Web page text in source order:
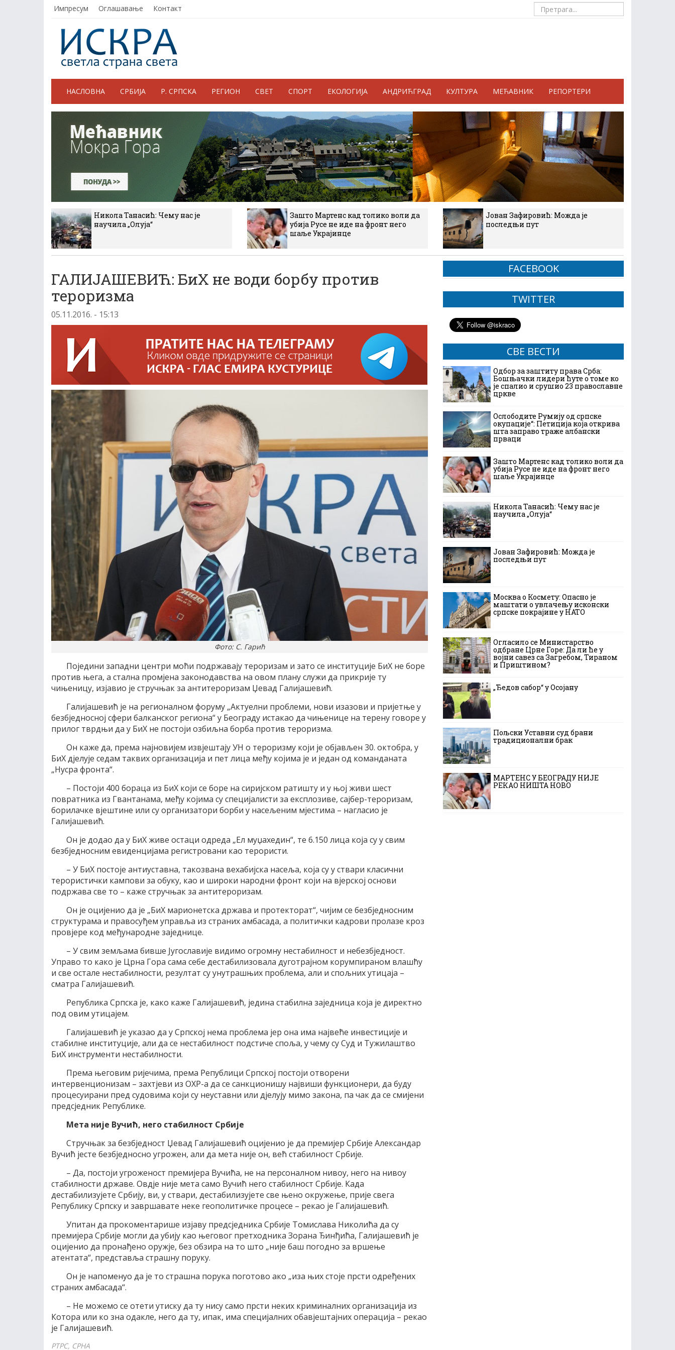
Импресум Оглашавање Контакт
НАСЛОВНА СРБИЈА Р. СРПСКА РЕГИОН СВЕТ СПОРТ ЕКОЛОГИЈА АНДРИЋГРАД КУЛТУРА МЕЋАВНИК РЕПОРТЕРИ
Никола Танасић: Чему нас је
научила „Олуја“
Зашто Мартенс кад толико воли да
убија Русе не иде на фронт него
шаље Украјинце
Јован Зафировић: Можда је
последњи пут
ГАЛИЈАШЕВИЋ: БиХ не води борбу против
тероризма
05.11.2016. - 15:13
Фото: С. Гарић
Поједини западни центри моћи подржавају тероризам и зато се институције БиХ не боре
против њега, а стална промјена законодавства на овом плану служи да прикрије ту
чињеницу, изјавио је стручњак за антитероризам Џевад Галијашевић.
Галијашевић је на регионалном форуму „Актуелни проблеми, нови изазови и пријетње у
безбједносној сфери балканског региона“ у Београду истакао да чињенице на терену говоре у
прилог тврдњи да у БиХ не постоји озбиљна борба против тероризма.
Он каже да, према најновијем извјештају УН о тероризму који је објављен 30. октобра, у
БиХ дјелује седам таквих организација и пет лица међу којима је и један од команданата
„Нусра фронта“.
– Постоји 400 бораца из БиХ који се боре на сиријском ратишту и у њој живи шест
повратника из Гвантанама, међу којима су специјалисти за експлозиве, сајбер-тероризам,
борилачке вјештине или су организатори борби у насељеним мјестима – нагласио је
Галијашевић.
Он је додао да у БиХ живе остаци одреда „Ел муџахедин“, те 6.150 лица која су у свим
безбједносним евиденцијама регистровани као терористи.
– У БиХ постоје антиуставна, такозвана вехабијска насеља, која су у ствари класични
терористички кампови за обуку, као и широки народни фронт који на вјерској основи
подржава све то – каже стручњак за антитероризам.
Он је оцијенио да је „БиХ марионетска држава и протекторат“, чијим се безбједносним
структурама и правосуђем управља из страних амбасада, а политички кадрови пролазе кроз
провјере код међународне заједнице.
– У свим земљама бивше Југославије видимо огромну нестабилност и небезбједност.
Управо то како је Црна Гора сама себе дестабилизовала дуготрајном корумпираном влашћу
и све остале нестабилности, резултат су унутрашњих проблема, али и спољних утицаја –
сматра Галијашевић.
Република Српска је, како каже Галијашевић, једина стабилна заједница која је директно
под овим утицајем.
Галијашевић је указао да у Српској нема проблема јер она има највеће инвестиције и
стабилне институције, али да се нестабилност подстиче споља, у чему су Суд и Тужилаштво
БиХ инструменти нестабилности.
Према његовим ријечима, према Републици Српској постоји отворени
интервенционизам – захтјеви из ОХР-а да се санкционишу највиши функционери, да буду
процесуирани пред судовима који су неуставни или дјелују мимо закона, па чак да се смијени
предсједник Републике.
Мета није Вучић, него стабилност Србије
Стручњак за безбједност Џевад Галијашевић оцијенио је да премијер Србије Александар
Вучић јесте безбједносно угрожен, али да мета није он, већ стабилност Србије.
– Да, постоји угроженост премијера Вучића, не на персоналном нивоу, него на нивоу
стабилности државе. Овдје није мета само Вучић него стабилност Србије. Када
дестабилизујете Србију, ви, у ствари, дестабилизујете све њено окружење, прије свега
Републику Српску и завршавате неке геополитичке процесе – рекао је Галијашевић.
Упитан да прокоментарише изјаву предсједника Србије Томислава Николића да су
премијера Србије могли да убију као његовог претходника Зорана Ђинђића, Галијашевић је
оцијенио да пронађено оружје, без обзира на то што „није баш погодно за вршење
атентата“, представља страшну поруку.
Он је напоменуо да је то страшна порука поготово ако „иза њих стоје прсти одређених
страних амбасада“.
– Не можемо се отети утиску да ту нису само прсти неких криминалних организација из
Котора или ко зна одакле, него да ту, ипак, има специјалних обавјештајних операција – рекао
је Галијашевић.
РТРС, СРНА
FACEBOOK
TWITTER
СВЕ ВЕСТИ
Одбор за заштиту права Срба:
Бошњачки лидери ћуте о томе ко
је спалио и срушио 23 православне
цркве
Ослободите Румију од српске
окупације“: Петиција која открива
шта заправо траже албански
прваци
Зашто Мартенс кад толико воли да
убија Русе не иде на фронт него
шаље Украјинце
Никола Танасић: Чему нас је
научила „Олуја“
Јован Зафировић: Можда је
последњи пут
Москва о Космету: Опасно је
маштати о увлачењу исконски
српске покрајине у НАТО
Огласило се Министарство
одбране Црне Горе: Да ли ће у
војни савез са Загребом, Тираном
и Приштином?
„Ђедов сабор“ у Осојану
Пољски Уставни суд брани
традиционални брак
МАРТЕНС У БЕОГРАДУ НИЈЕ
РЕКАО НИШТА НОВО